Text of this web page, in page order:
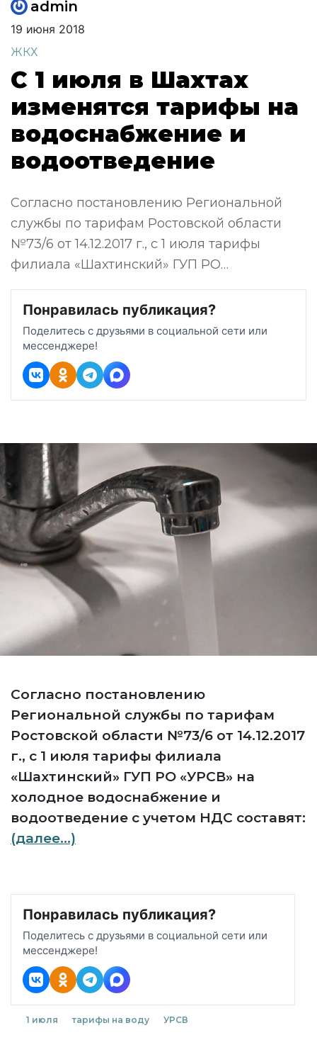
admin
19 июня 2018
ЖКХ
С 1 июля в Шахтах
изменятся тарифы на
водоснабжение и
водоотведение
Согласно постановлению Региональной
службы по тарифам Ростовской области
№73/6 от 14.12.2017 г., с 1 июля тарифы
филиала «Шахтинский» ГУП РО…
Понравилась публикация?
Поделитесь с друзьями в социальной сети или
мессенджере!
Согласно постановлению
Региональной службы по тарифам
Ростовской области №73/6 от 14.12.2017
г., с 1 июля тарифы филиала
«Шахтинский» ГУП РО «УРСВ» на
холодное водоснабжение и
водоотведение с учетом НДС составят:
(далее…)
Понравилась публикация?
Поделитесь с друзьями в социальной сети или
мессенджере!
1 июля тарифы на воду УРСВ